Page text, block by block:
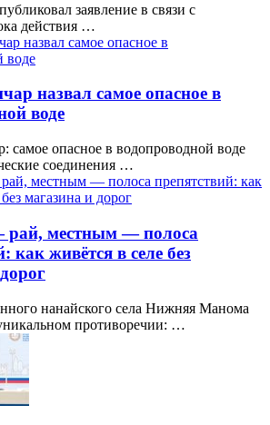
заявление в связи с
действия …
назвал самое опасное в
воде
самое опасное в водопроводной воде
соединения …
рай, местным — полоса
как живётся в селе без
нанайского села Нижняя Манома
противоречии: …